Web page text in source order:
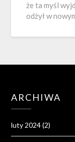
że ta myśl
odżył w
ARCHIWA
luty 2024(2)